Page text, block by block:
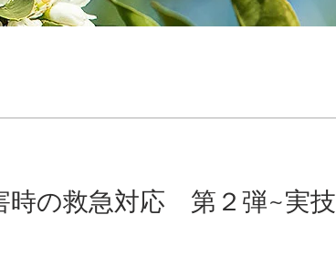
時の救急対応 第２弾~実技